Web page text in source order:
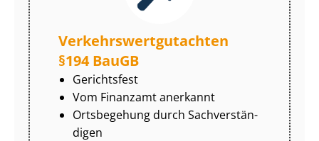
Ver­kehrs­wert­gut­ach­ten
§194 BauGB
Gerichtsfest
Vom Finanzamt anerkannt
Ortsbegehung durch Sach­ver­stän­
di­gen